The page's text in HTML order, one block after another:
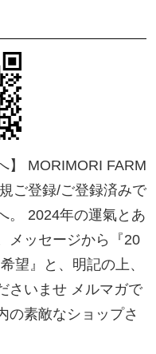
】 MORIMORI FARM
ご登録/ご登録済みで
。 2024年の運氣とあ
メッセージから『20
望』と、明記の上、
さいませ メルマガで
の素敵なショップさ